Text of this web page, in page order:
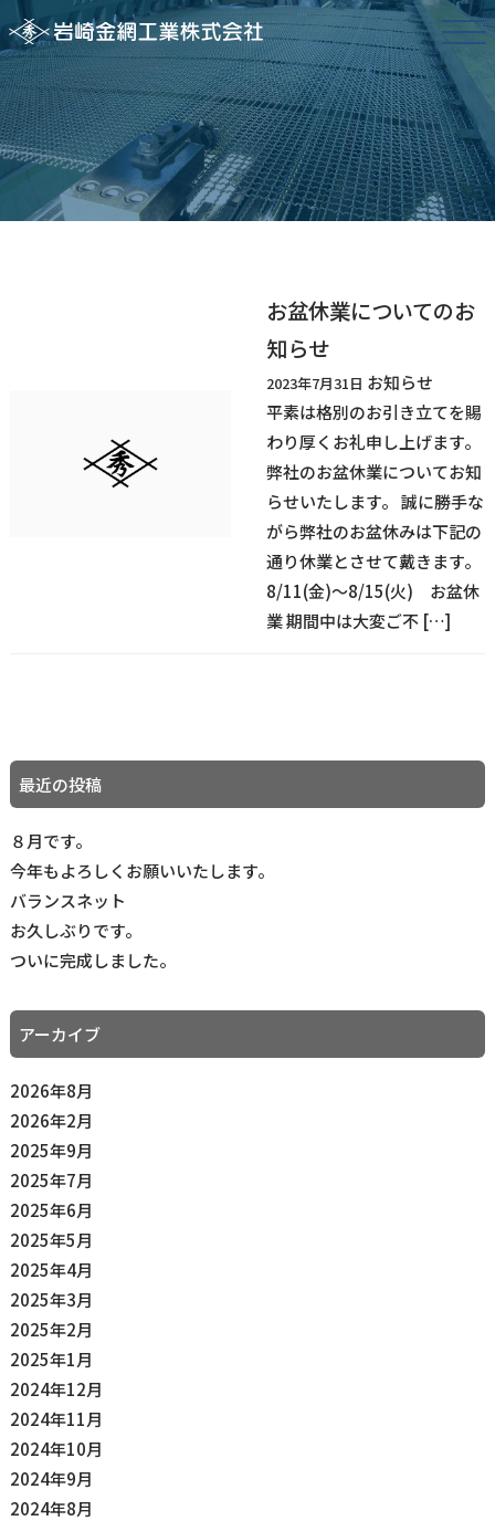
お盆休業についてのお
知らせ
2023年7月31日 お知らせ
平素は格別のお引き立てを賜
わり厚くお礼申し上げます。
弊社のお盆休業についてお知
らせいたします。 誠に勝手な
がら弊社のお盆休みは下記の
通り休業とさせて戴きます。
8/11(金)～8/15(火) お盆休
業 期間中は大変ご不 […]
最近の投稿
８月です。
今年もよろしくお願いいたします。
バランスネット
お久しぶりです。
ついに完成しました。
アーカイブ
2026年8月
2026年2月
2025年9月
2025年7月
2025年6月
2025年5月
2025年4月
2025年3月
2025年2月
2025年1月
2024年12月
2024年11月
2024年10月
2024年9月
2024年8月